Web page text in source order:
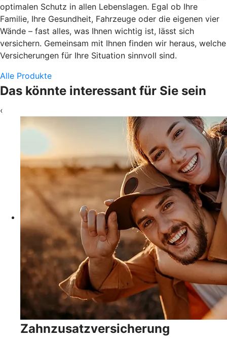
optimalen Schutz in allen Lebenslagen. Egal ob Ihre
Familie, Ihre Gesundheit, Fahrzeuge oder die eigenen vier
Wände – fast alles, was Ihnen wichtig ist, lässt sich
versichern. Gemeinsam mit Ihnen finden wir heraus, welche
Versicherungen für Ihre Situation sinnvoll sind.
Alle Produkte
Das könnte interessant für Sie sein
‹
Zahnzusatzversicherung